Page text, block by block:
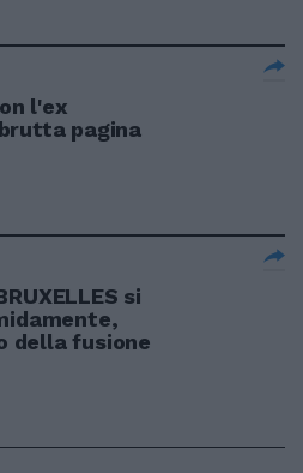
l'ex
pagina
si
della fusione